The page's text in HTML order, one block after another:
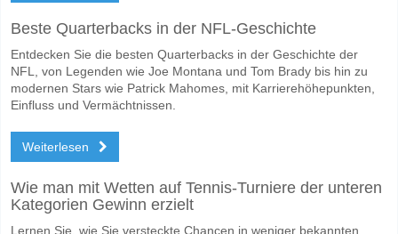
Beste Quarterbacks in der NFL-Geschichte
Entdecken Sie die besten Quarterbacks in der Geschichte der
NFL, von Legenden wie Joe Montana und Tom Brady bis hin zu
modernen Stars wie Patrick Mahomes, mit Karrierehöhepunkten,
Einfluss und Vermächtnissen.
Weiterlesen
Wie man mit Wetten auf Tennis-Turniere der unteren
Kategorien Gewinn erzielt
Lernen Sie, wie Sie versteckte Chancen in weniger bekannten